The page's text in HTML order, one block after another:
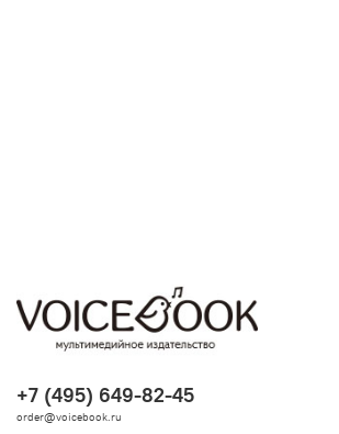
+7 (495) 649-82-45
order@voicebook.ru